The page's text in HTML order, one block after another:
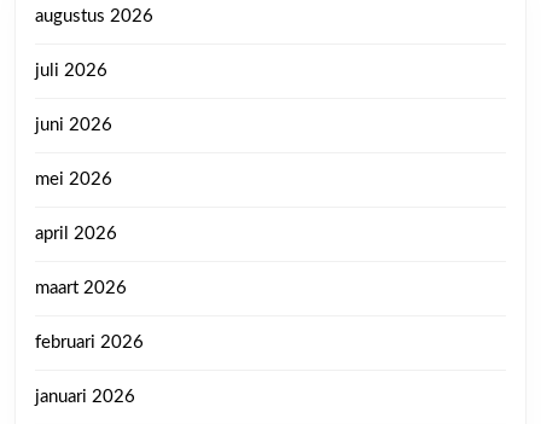
augustus 2026
juli 2026
juni 2026
mei 2026
april 2026
maart 2026
februari 2026
januari 2026